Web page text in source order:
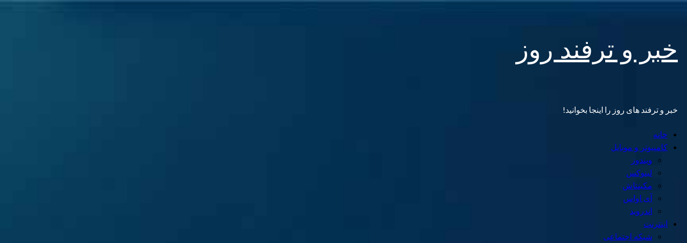
content
خبر و ترفند روز
خبر و ترفند های روز را اینجا بخوانید!
Primary
Menu
خانه
کامپیوتر و موبایل
ویندوز
لینوکس
مکینتاش
آی اواس
اندروید
اینترنت
شبکه اجتماعی